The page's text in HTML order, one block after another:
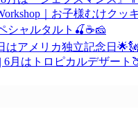
｜お子様むけク
シャルタルト🍒☕🧀
はアメリカ独立記念日🌟🗽
| 6月はトロピカルデザート